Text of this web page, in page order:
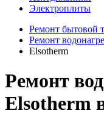
Электроплиты
Ремонт бытовой
Ремонт
Elsotherm
Ремонт
Elsotherm